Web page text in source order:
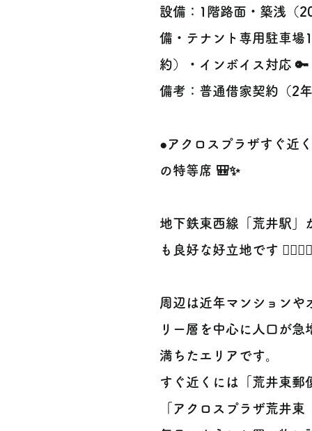
設備：1階路面・築浅（
備・テナント専用駐車場
約）・インボイス対応 🔑
備考：普通借家契約（2
●アクロスプラザすぐ近
の特等席 🎒✨
地下鉄東西線「荒井駅」
も良好な好立地です 🚶‍♀️🚶‍♂️
周辺は近年マンションや
リー層を中心に人口が
満ちたエリアです。
すぐ近くには「荒井東郵
「アクロスプラザ荒井